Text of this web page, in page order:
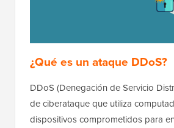
¿Qué es un ataque DDoS?
DDoS (Denegación de Servicio
de ciberataque que utiliza
dispositivos comprometidos para